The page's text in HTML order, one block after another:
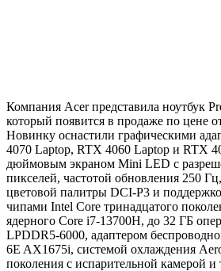
Компания Acer представила ноутбук
который появится в продаже по цене
Новинку оснастили графическими
4070 Laptop, RTX 4060 Laptop и RTX
дюймовым экраном Mini LED с
пикселей, частотой обновления 250
цветовой палитры DCI-P3 и
чипами Intel Core тринадцатого
ядерного Core i7-13700H, до 32 ГБ
LPDDR5-6000, адаптером
6E AX1675i, системой охлаждения
поколения с испарительной камерой